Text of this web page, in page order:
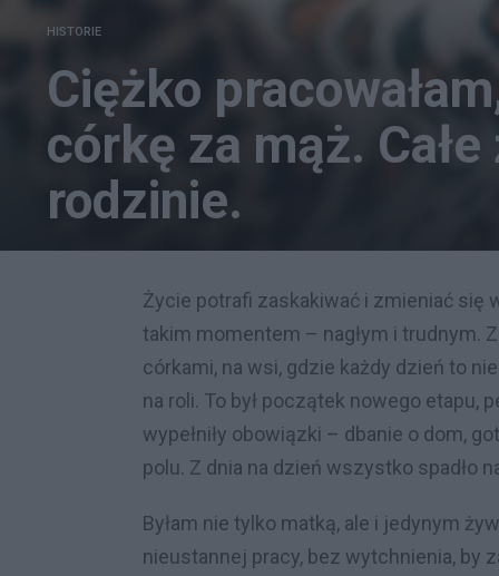
HISTORIE
Ciężko
córkę za mąż.
rodzinie.
Życie potrafi zaskakiwać i zmieniać się
takim momentem – nagłym i trudnym.
córkami, na wsi, gdzie każdy dzień to
na roli. To był początek nowego etapu,
wypełniły obowiązki – dbanie o dom,
polu. Z dnia na dzień wszystko spadło
Byłam nie tylko matką, ale i jedynym
nieustannej pracy, bez wytchnienia, by